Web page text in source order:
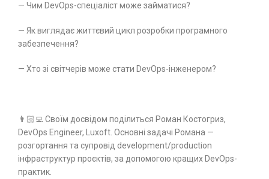
— Чим DevOps-спеціаліст може займатися?
— Як виглядає життєвий цикл розробки програмного
забезпечення?
— Хто зі світчерів може стати DevOps-інженером?
👨🏻‍💻 Своїм досвідом поділиться Роман Костогриз,
DevOps Engineer, Luxoft. Основні задачі Романа —
розгортання та супровід development/production
інфраструктур проєктів, за допомогою кращих DevOps-
практик.